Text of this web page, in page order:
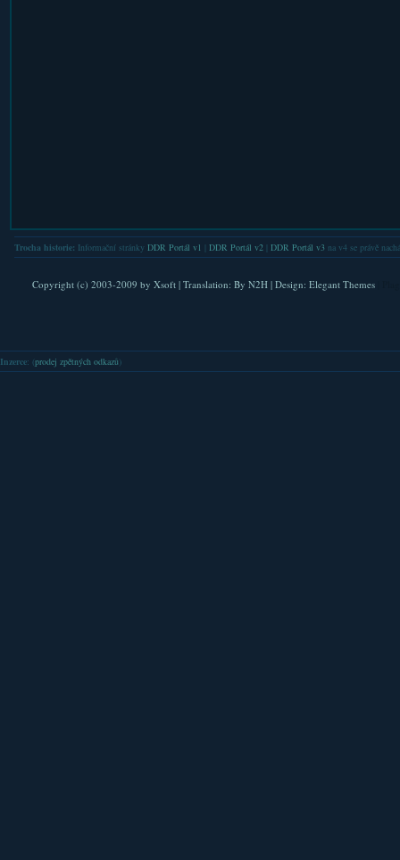
Trocha historie: Informační stránky DDR Portál v1 DDR Portál v2| DDR Portál v3na v4 se právě
Copyright (c) 2003-2009 by Xsoft| Translation: By N2H| Design: Elegant Themes
Inzerce: (prodej zpětných odkazů )